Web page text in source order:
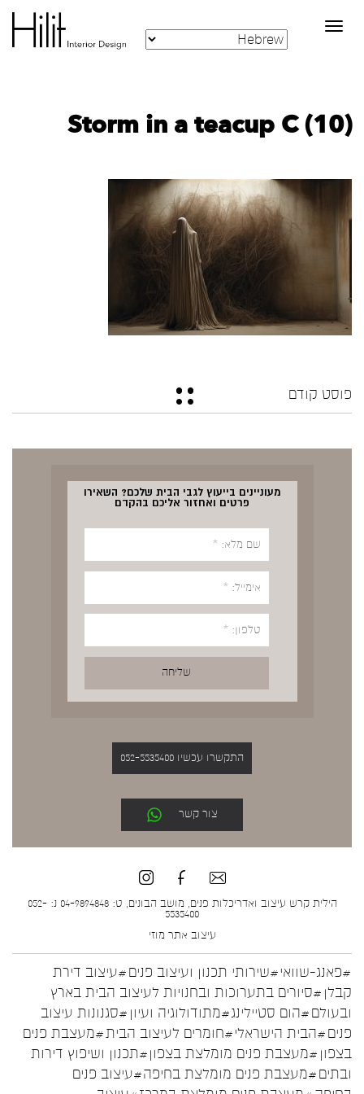
Toggle
navigation
Storm in a teacup C (10)
פוסט קודם
מעוניינים בייעוץ לגבי הבית שלכם? השאירו
פרטים ואחזור אליכם בהקדם
התקשרו עכשיו 052-5535400
צור קשר
הילית קרש עיצוב ואדריכלות פנים, מושב הבונים, ט: 04-9894848 נ: 052-
5535400
עיצוב אתר מוזי
#פאנג-שוואי#שירותי תכנון ועיצוב פנים#עיצוב דירת
קבלן #סיורים בתערוכות ובחנויות לעיצוב הבית בארץ
ובעולם#הום סטיילינג#מתודולוגיה ועיון #סגנונות עיצוב
פנים#הבית הישראלי#חומרים לעיצוב הבית#מעצבת פנים
בצפון #מעצבת פנים מומלצת בצפון#תכנון ושיפוץ דירות
ובתים#מעצבת פנים מומלצת בחיפה#עיצוב פנים